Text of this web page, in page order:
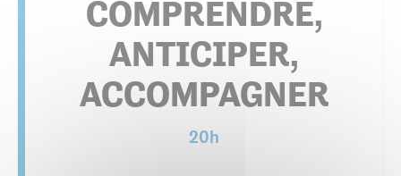
COMPRENDRE,
ANTICIPER,
ACCOMPAGNER
20h